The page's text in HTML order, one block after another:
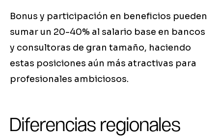
Bonus y participación en beneficios pueden
sumar un 20-40% al salario base en bancos
y consultoras de gran tamaño, haciendo
estas posiciones aún más atractivas para
profesionales ambiciosos.
Diferencias regionales